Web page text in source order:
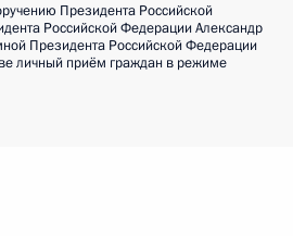
Президента Российской
Российской Федерации Александр
Президента Российской Федерации
личный приём граждан в режиме